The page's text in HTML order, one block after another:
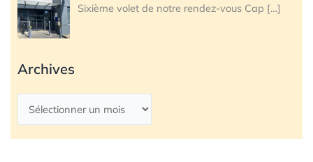
Sixième volet de notre rendez-vous Cap […]
Archives